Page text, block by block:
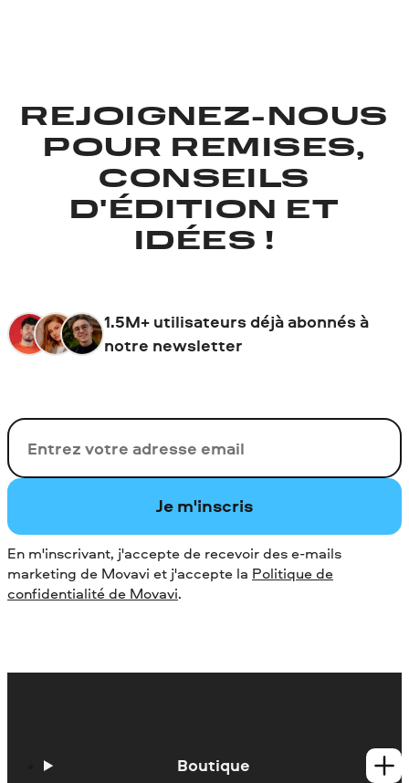
REJOIGNEZ-NOUS
POUR REMISES,
CONSEILS
D'ÉDITION ET
IDÉES !
1.5M+ utilisateurs déjà abonnés à
notre newsletter
Votre adresse de messagerie
Je m'inscris
En m'inscrivant, j'accepte de recevoir des e-mails
marketing de Movavi et j'accepte la Politique de
confidentialité de Movavi.
Boutique